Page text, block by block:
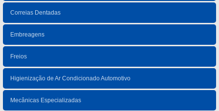
Correias Dentadas
Embreagens
Freios
Higienização de Ar Condicionado Automotivo
Mecânicas Especializadas